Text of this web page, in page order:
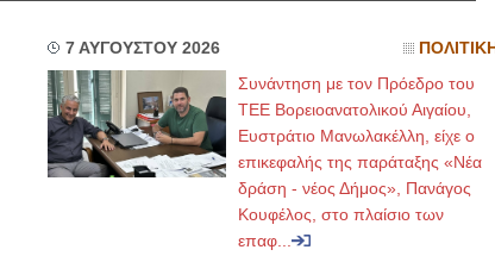
7 ΑΥΓΟΥΣΤΟΥ 2026 ΠΟΛΙΤΙΚΗ
Συνάντηση με τον Πρόεδρο του
ΤΕΕ Βορειοανατολικού Αιγαίου,
Ευστράτιο Μανωλακέλλη, είχε ο
επικεφαλής της παράταξης «Νέα
δράση - νέος Δήμος», Πανάγος
Κουφέλος, στο πλαίσιο των
επαφ...